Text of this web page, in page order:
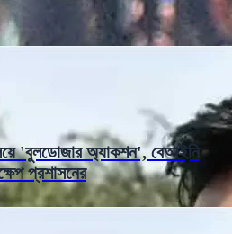
'বুলডোজার অ্যাকশন', বেআইনি
প্রশাসনের